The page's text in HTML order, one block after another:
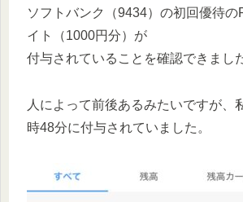
ソフトバンク（9434）の初回優待の
イト（1000円分）が
付与されていることを確認できまし
人によって前後あるみたいですが、
時48分に付与されていました。